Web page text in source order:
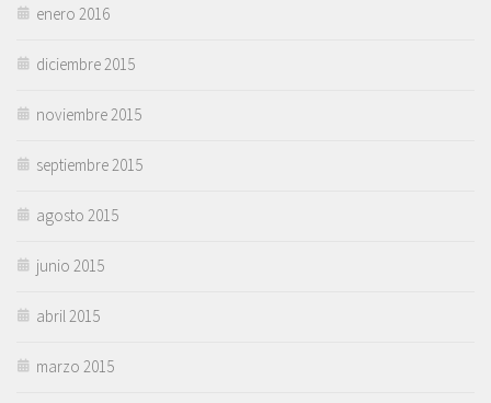
enero 2016
diciembre 2015
noviembre 2015
septiembre 2015
agosto 2015
junio 2015
abril 2015
marzo 2015